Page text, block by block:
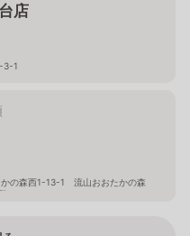
店
3-1
かの森西1-13-1 流山おおたかの森